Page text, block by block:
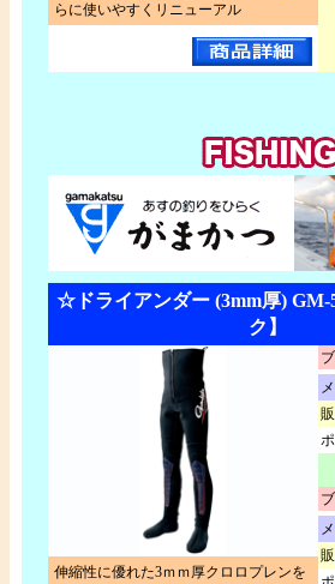
らに使いやすくリニューアル
☆ドライアンダー (3mm厚)
ク】
伸縮性に優れた3ｍｍ厚クロロプレンを